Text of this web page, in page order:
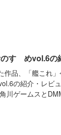
すゝめvol.6の
作品、「艦これ
の紹介・レビ
川ゲームスと